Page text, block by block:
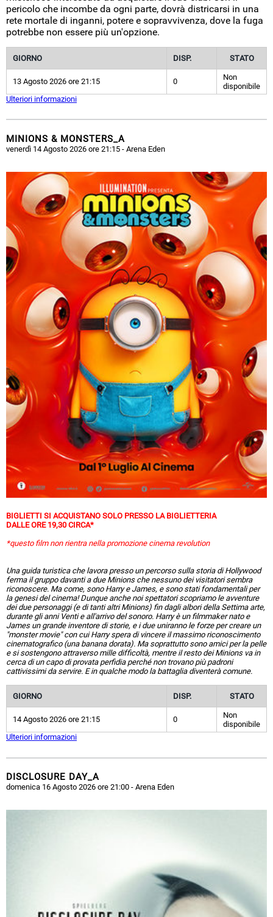
pericolo che incombe da ogni parte, dovrà districarsi in una
rete mortale di inganni, potere e sopravvivenza, dove la fuga
potrebbe non essere più un'opzione.
GIORNO DISP. STATO
13 Agosto 2026 ore 21:15 0
Non
disponibile
Ulteriori informazioni
MINIONS & MONSTERS_A
venerdì 14 Agosto 2026 ore 21:15 - Arena Eden
BIGLIETTI SI ACQUISTANO SOLO PRESSO LA BIGLIETTERIA
DALLE ORE 19,30 CIRCA*
*questo film non rientra nella promozione cinema revolution
Una guida turistica che lavora presso un percorso sulla storia di Hollywood
ferma il gruppo davanti a due Minions che nessuno dei visitatori sembra
riconoscere. Ma come, sono Harry e James, e sono stati fondamentali per
la genesi del cinema! Dunque anche noi spettatori scopriamo le avventure
dei due personaggi (e di tanti altri Minions) fin dagli albori della Settima arte,
durante gli anni Venti e all'arrivo del sonoro. Harry è un filmmaker nato e
James un grande inventore di storie, e i due uniranno le forze per creare un
"monster movie" con cui Harry spera di vincere il massimo riconoscimento
cinematografico (una banana dorata). Ma soprattutto sono amici per la pelle
e si sostengono attraverso mille difficoltà, mentre il resto dei Minions va in
cerca di un capo di provata perfidia perché non trovano più padroni
cattivissimi da servire. E in qualche modo la battaglia diventerà comune.
GIORNO DISP. STATO
14 Agosto 2026 ore 21:15 0
Non
disponibile
Ulteriori informazioni
DISCLOSURE DAY_A
domenica 16 Agosto 2026 ore 21:00 - Arena Eden